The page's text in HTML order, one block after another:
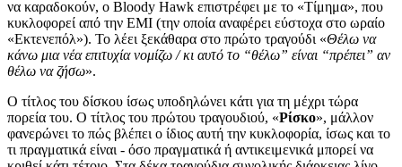
να καραδοκούν, ο Bloody Hawk επιστρέφει με το «Τίμημα», που
κυκλοφορεί από την EMI (την οποία αναφέρει εύστοχα στο ωραίο
«Εκτενεπόλ»). Το λέει ξεκάθαρα στο πρώτο τραγούδι «Θέλω να
κάνω μια νέα επιτυχία νομίζω / κι αυτό το “θέλω” είναι “πρέπει” αν
θέλω να ζήσω».
Ο τίτλος του δίσκου ίσως υποδηλώνει κάτι για τη μέχρι τώρα
πορεία του. Ο τίτλος του πρώτου τραγουδιού, «Ρίσκο», μάλλον
φανερώνει το πώς βλέπει ο ίδιος αυτή την κυκλοφορία, ίσως και το
τι πραγματικά είναι - όσο πραγματικά ή αντικειμενικά μπορεί να